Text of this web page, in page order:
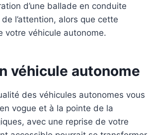
d’une ballade en conduite
l’attention, alors que cette
votre véhicule autonome.
véhicule autonome
des véhicules autonomes vous
vogue et à la pointe de la
avec une reprise de votre